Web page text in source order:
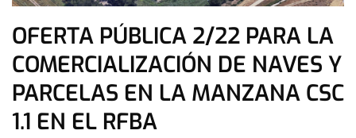
OFERTA PÚBLICA 2/22 PARA LA
COMERCIALIZACIÓN DE NAVES Y
PARCELAS EN LA MANZANA CSC
1.1 EN EL RFBA